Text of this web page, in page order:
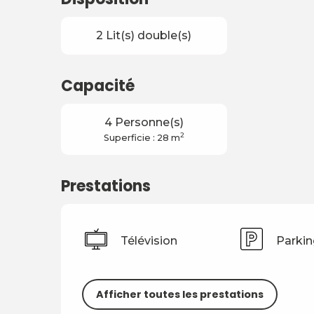
2 Lit(s) double(s)
Capacité
4 Personne(s)
Superficie : 28 m2
Prestations
Télévision
Afficher toutes les prestations